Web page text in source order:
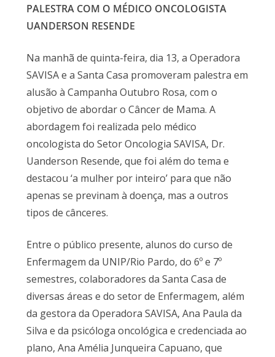
PALESTRA COM O MÉDICO ONCOLOGISTA
UANDERSON RESENDE
Na manhã de quinta-feira, dia 13, a Operadora
SAVISA e a Santa Casa promoveram palestra em
alusão à Campanha Outubro Rosa, com o
objetivo de abordar o Câncer de Mama. A
abordagem foi realizada pelo médico
oncologista do Setor Oncologia SAVISA, Dr.
Uanderson Resende, que foi além do tema e
destacou ‘a mulher por inteiro’ para que não
apenas se previnam à doença, mas a outros
tipos de cânceres.
Entre o público presente, alunos do curso de
Enfermagem da UNIP/Rio Pardo, do 6º e 7º
semestres, colaboradores da Santa Casa de
diversas áreas e do setor de Enfermagem, além
da gestora da Operadora SAVISA, Ana Paula da
Silva e da psicóloga oncológica e credenciada ao
plano, Ana Amélia Junqueira Capuano, que